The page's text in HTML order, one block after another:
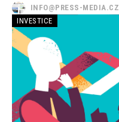
INFO@PRESS-MEDIA.CZ
INVESTICE